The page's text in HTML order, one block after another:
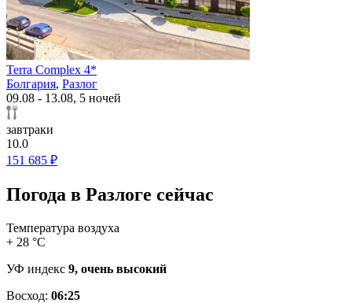
Terra Complex 4*
Болгария, Разлог
09.08 - 13.08, 5 ночей
завтраки
10.0
151 685 ₽
Погода в Разлоге сейчас
Температура воздуха
+ 28 °C
УФ индекс 9, очень высокий
Восход: 06:25